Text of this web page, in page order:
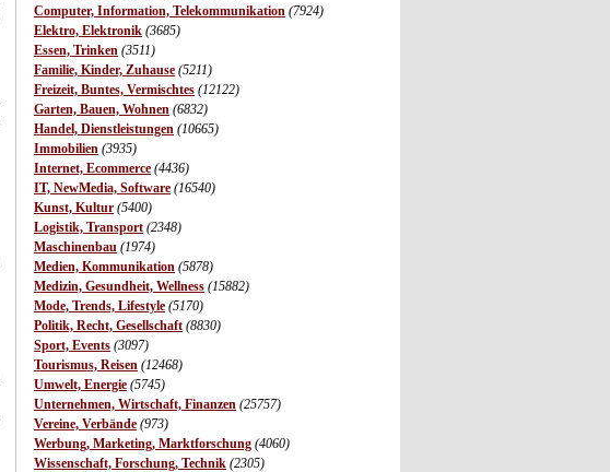
Computer, Information, Telekommunikation (7924)
Elektro, Elektronik (3685)
Essen, Trinken (3511)
Familie, Kinder, Zuhause (5211)
Freizeit, Buntes, Vermischtes (12122)
Garten, Bauen, Wohnen (6832)
Handel, Dienstleistungen (10665)
Immobilien (3935)
Internet, Ecommerce (4436)
IT, NewMedia, Software (16540)
Kunst, Kultur (5400)
Logistik, Transport (2348)
Maschinenbau (1974)
Medien, Kommunikation (5878)
Medizin, Gesundheit, Wellness (15882)
Mode, Trends, Lifestyle (5170)
Politik, Recht, Gesellschaft (8830)
Sport, Events (3097)
Tourismus, Reisen (12468)
Umwelt, Energie (5745)
Unternehmen, Wirtschaft, Finanzen (25757)
Vereine, Verbände (973)
Werbung, Marketing, Marktforschung (4060)
Wissenschaft, Forschung, Technik (2305)